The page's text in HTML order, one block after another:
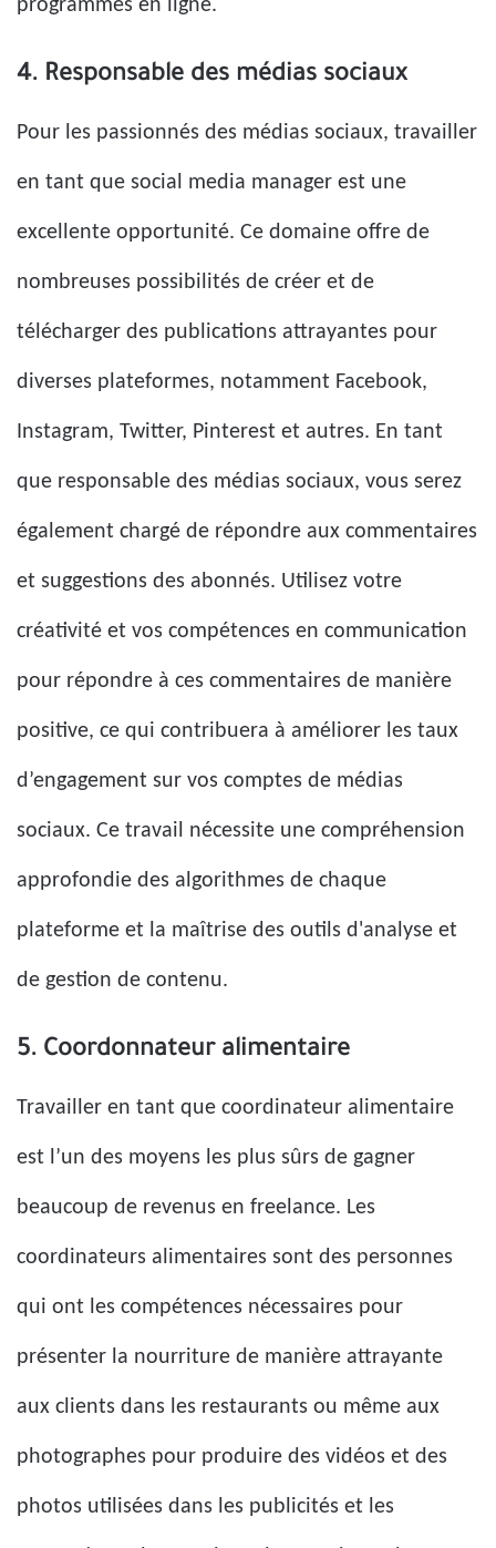
programmes en ligne.
4. Responsable des médias sociaux
Pour les passionnés des médias sociaux, travailler
en tant que social media manager est une
excellente opportunité. Ce domaine offre de
nombreuses possibilités de créer et de
télécharger des publications attrayantes pour
diverses plateformes, notamment Facebook,
Instagram, Twitter, Pinterest et autres. En tant
que responsable des médias sociaux, vous serez
également chargé de répondre aux commentaires
et suggestions des abonnés. Utilisez votre
créativité et vos compétences en communication
pour répondre à ces commentaires de manière
positive, ce qui contribuera à améliorer les taux
d’engagement sur vos comptes de médias
sociaux. Ce travail nécessite une compréhension
approfondie des algorithmes de chaque
plateforme et la maîtrise des outils d'analyse et
de gestion de contenu.
5. Coordonnateur alimentaire
Travailler en tant que coordinateur alimentaire
est l’un des moyens les plus sûrs de gagner
beaucoup de revenus en freelance. Les
coordinateurs alimentaires sont des personnes
qui ont les compétences nécessaires pour
présenter la nourriture de manière attrayante
aux clients dans les restaurants ou même aux
photographes pour produire des vidéos et des
photos utilisées dans les publicités et les